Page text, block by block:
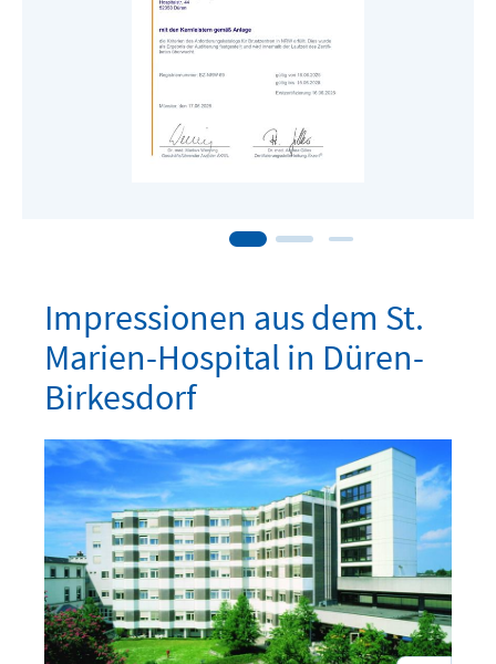
Impressionen aus dem St.
Marien-Hospital in Düren-
Birkesdorf